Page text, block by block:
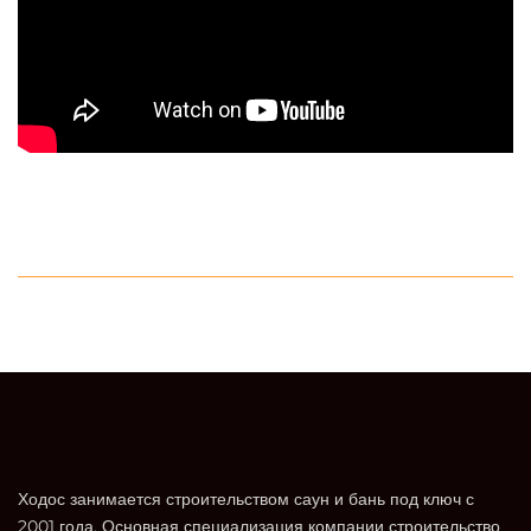
Ходос занимается строительством саун и бань под ключ с
2001 года. Основная специализация компании строительство